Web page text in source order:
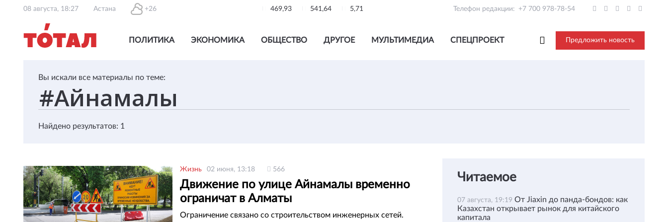
08 августа, 18:27 Астана +26 469,93 541,64 5,71 Телефон редакции: +7 700 978-78-54
ПОЛИТИКА ЭКОНОМИКА ОБЩЕСТВО ДРУГОЕ МУЛЬТИМЕДИА СПЕЦПРОЕКТ Предложить новость
Вы искали все материалы по теме:
Найдено результатов: 1
Жизнь 02 июня, 13:18 566
Движение по улице Айнамалы временно
ограничат в Алматы
Ограничение связано со строительством инженерных сетей.
Читаемое
07 августа, 19:19 От Jiaxin до панда-бондов: как
Казахстан открывает рынок для китайского
капитала